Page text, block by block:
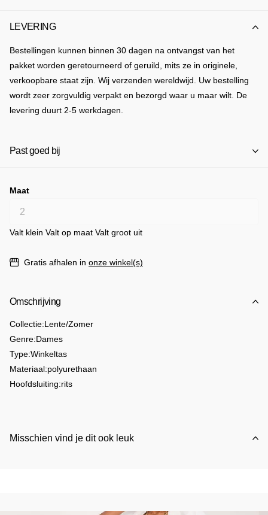
LEVERING
Bestellingen kunnen binnen 30 dagen na ontvangst van het
pakket worden geretourneerd of geruild, mits ze in originele,
verkoopbare staat zijn. Wij verzenden wereldwijd. Uw bestelling
wordt zeer zorgvuldig verpakt en bezorgd waar u maar wilt. De
levering duurt 2-5 werkdagen.
Past goed bij
Maat
Valt klein Valt op maat Valt groot uit
Gratis afhalen inonze winkel(s)
Omschrijving
Collectie:Lente/Zomer
Genre:Dames
Type:Winkeltas
Materiaal:polyurethaan
Hoofdsluiting:rits
Breedte cm: 42
Misschien vind je dit ook leuk